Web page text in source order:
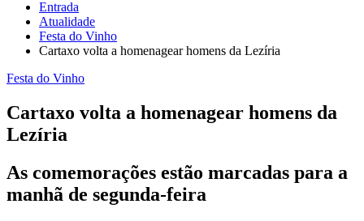
Entrada
Atualidade
Festa do Vinho
Cartaxo volta a homenagear homens da Lezíria
Festa do Vinho
Cartaxo volta a homenagear homens da
Lezíria
As comemorações estão marcadas para a
manhã de segunda-feira